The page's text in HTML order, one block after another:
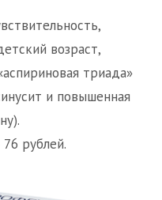
возраст,
триада»
и повышенная
рублей.